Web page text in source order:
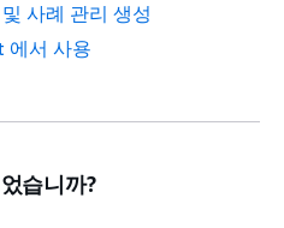
사례 관리 생성
에서 사용
습니까?